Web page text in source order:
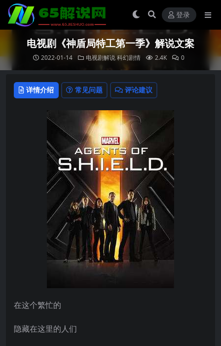
登录
电视剧《神盾局特工第一季》解说文案
2022-01-14 电视剧解说科幻剧情 2.4K 0
详情介绍 常见问题 评论建议
在这个繁忙的
隐藏在这里的人们